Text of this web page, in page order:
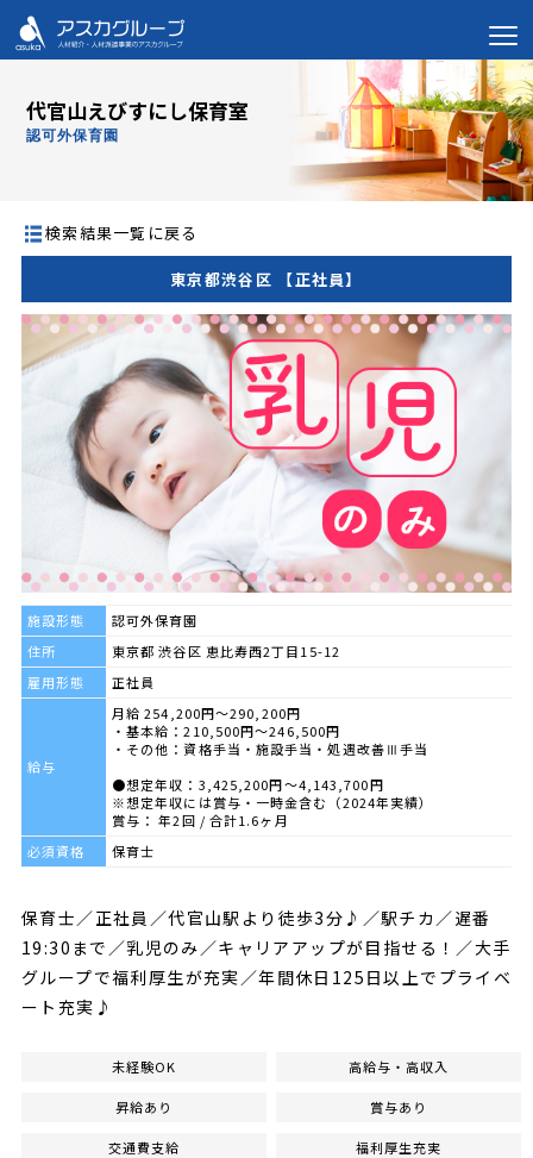
代官山えびすにし保育室
認可外保育園
検索結果一覧に戻る
東京都渋谷区 【正社員】
施設形態
認可外保育園
住所
東京都 渋谷区 恵比寿西2丁目15-12
雇用形態
正社員
給与
月給 254,200円～290,200円
・基本給：210,500円～246,500円
・その他：資格手当・施設手当・処遇改善Ⅲ手当
●想定年収：3,425,200円～4,143,700円
※想定年収には賞与・一時金含む（2024年実績）
賞与： 年2回 / 合計1.6ヶ月
必須資格
保育士
保育士／正社員／代官山駅より徒歩3分♪／駅チカ／遅番
19:30まで／乳児のみ／キャリアアップが目指せる！／大手
グループで福利厚生が充実／年間休日125日以上でプライベ
ート充実♪
未経験OK 高給与・高収入
昇給あり 賞与あり
交通費支給 福利厚生充実